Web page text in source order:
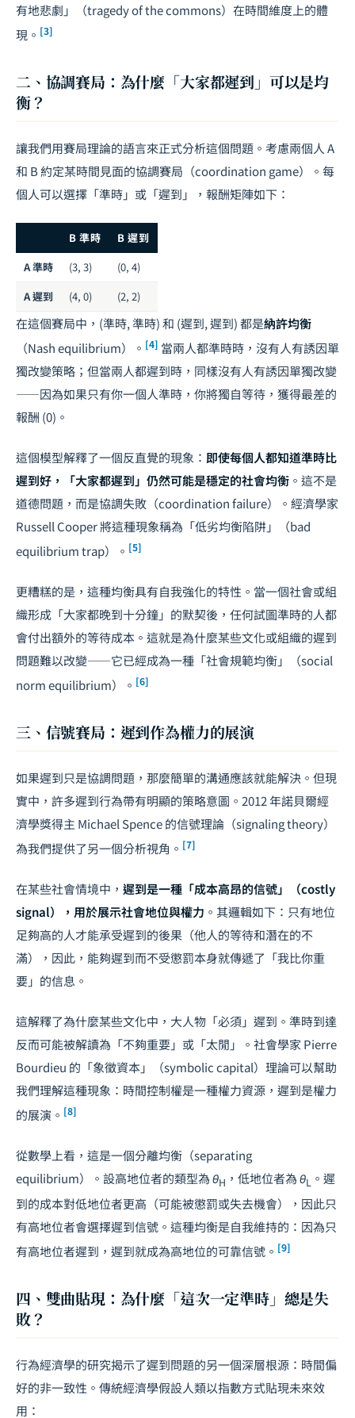
有地悲劇」（tragedy of the commons）在時間維度上的體
現。 [3]
二、協調賽局：為什麼「大家都遲到」可以是均
衡？
讓我們用賽局理論的語言來正式分析這個問題。考慮兩個人 A
和 B 約定某時間見面的協調賽局（coordination game）。每
個人可以選擇「準時」或「遲到」，報酬矩陣如下：
B 準時
B 遲到
A 準時
(3, 3)
(0, 4)
A 遲到
(4, 0) (2, 2)
在這個賽局中，(準時, 準時) 和 (遲到, 遲到) 都是納許均衡
（Nash equilibrium）。 [4] 當兩人都準時時，沒有人有誘因單
獨改變策略；但當兩人都遲到時，同樣沒有人有誘因單獨改變
——因為如果只有你一個人準時，你將獨自等待，獲得最差的
報酬 (0)。
這個模型解釋了一個反直覺的現象： 即使每個人都知道準時比
遲到好，「大家都遲到」仍然可能是穩定的社會均衡 。這不是
道德問題，而是協調失敗（coordination failure）。經濟學家
Russell Cooper 將這種現象稱為「低劣均衡陷阱」（bad
equilibrium trap）。 [5]
更糟糕的是，這種均衡具有自我強化的特性。當一個社會或組
織形成「大家都晚到十分鐘」的默契後，任何試圖準時的人都
會付出額外的等待成本。這就是為什麼某些文化或組織的遲到
問題難以改變——它已經成為一種「社會規範均衡」（social
norm equilibrium）。 [6]
三、信號賽局：遲到作為權力的展演
如果遲到只是協調問題，那麼簡單的溝通應該就能解決。但現
實中，許多遲到行為帶有明顯的策略意圖。2012 年諾貝爾經
濟學獎得主 Michael Spence 的信號理論（signaling theory）
為我們提供了另一個分析視角。 [7]
在某些社會情境中， 遲到是一種「成本高昂的信號」（costly
signal），用於展示社會地位與權力 。其邏輯如下：只有地位
足夠高的人才能承受遲到的後果（他人的等待和潛在的不
滿），因此，能夠遲到而不受懲罰本身就傳遞了「我比你重
要」的信息。
這解釋了為什麼某些文化中，大人物「必須」遲到。準時到達
反而可能被解讀為「不夠重要」或「太閒」。社會學家 Pierre
Bourdieu 的「象徵資本」（symbolic capital）理論可以幫助
我們理解這種現象：時間控制權是一種權力資源，遲到是權力
的展演。 [8]
從數學上看，這是一個分離均衡（separating
equilibrium）。設高地位者的類型為θH ，低地位者為θL 。遲
到的成本對低地位者更高（可能被懲罰或失去機會），因此只
有高地位者會選擇遲到信號。這種均衡是自我維持的：因為只
有高地位者遲到，遲到就成為高地位的可靠信號。 [9]
四、雙曲貼現：為什麼「這次一定準時」總是失
敗？
行為經濟學的研究揭示了遲到問題的另一個深層根源：時間偏
好的非一致性。傳統經濟學假設人類以指數方式貼現未來效
用：